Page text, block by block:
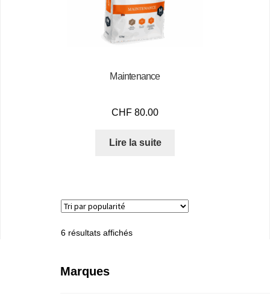
Maintenance
CHF 80.00
Lire la suite
6 résultats affichés
Marques